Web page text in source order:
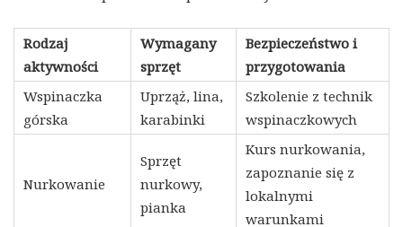
Rodzaj
aktywności
Wymagany
sprzęt
Bezpieczeństwo i
przygotowania
Wspinaczka
górska
Uprząż, lina,
karabinki
Szkolenie z technik
wspinaczkowych
Nurkowanie
Sprzęt
nurkowy,
pianka
Kurs nurkowania,
zapoznanie się z
lokalnymi
warunkami